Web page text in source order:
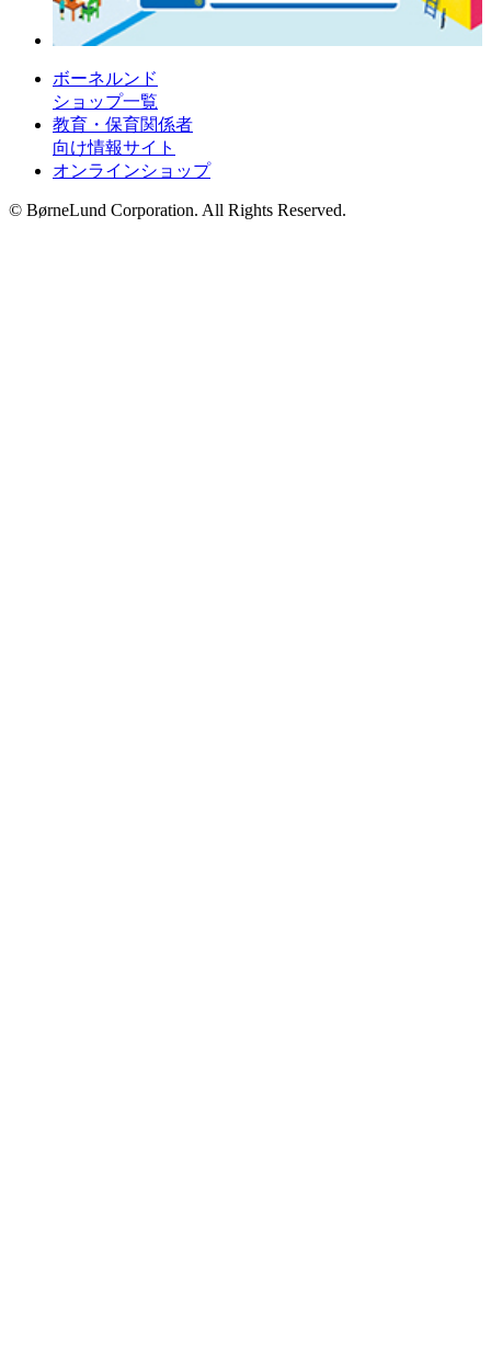
ボーネルンド
ショップ一覧
教育・保育関係者
向け情報サイト
オンラインショップ
© BørneLund Corporation. All Rights Reserved.